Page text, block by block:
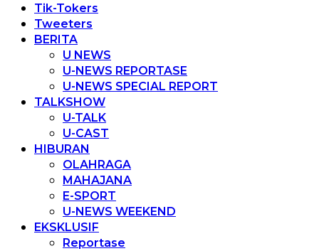
Tik-Tokers
Tweeters
BERITA
U NEWS
U-NEWS REPORTASE
U-NEWS SPECIAL REPORT
TALKSHOW
U-TALK
U-CAST
HIBURAN
OLAHRAGA
MAHAJANA
E-SPORT
U-NEWS WEEKEND
EKSKLUSIF
Reportase